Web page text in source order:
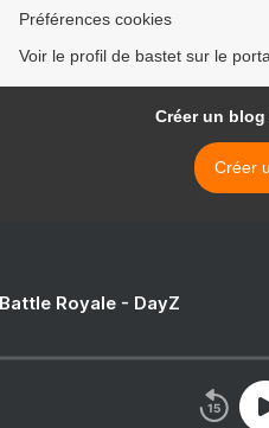
Préférences cookies
Voir le profil de bastet sur le
Créer un
Créer
Royale - DayZ